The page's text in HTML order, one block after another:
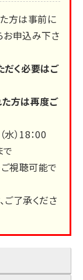
方は事前に
お申込み下さ
く必要はご
方は再度ご
水）18：00
ご視聴可能で
了承くださ